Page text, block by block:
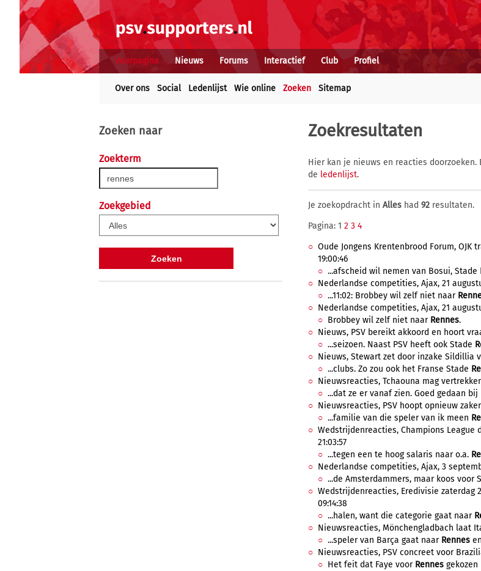
Voorpagina Nieuws Forums Interactief Club Profiel
Over ons Social Ledenlijst Wie online Zoeken Sitemap
Zoeken naar
Zoekterm
Zoekgebied
Zoekresultaten
Hier kan je nieuws en reacties
de ledenlijst.
Je zoekopdracht in Alles had 92 resultaten.
Pagina: 1 2 3 4
Oude Jongens Krentenbrood Forum,
19:00:46
...afscheid wil nemen van Bosui, Stade
Nederlandse competities, Ajax, 21
...11:02: Brobbey wil zelf niet naar
Nederlandse competities, Ajax, 21
Brobbey wil zelf niet naar Rennes.
Nieuws, PSV bereikt akkoord en hoort
...seizoen. Naast PSV heeft ook Stade
Nieuws, Stewart zet door inzake Sildillia
...clubs. Zo zou ook het Franse Stade
Nieuwsreacties, Tchaouna mag
...dat ze er vanaf zien. Goed gedaan bij
Nieuwsreacties, PSV hoopt opnieuw
...familie van die speler van ik meen
Wedstrijdenreacties, Champions League
21:03:57
...tegen een te hoog salaris naar o.a.
Nederlandse competities, Ajax, 3
...de Amsterdammers, maar koos voor
Wedstrijdenreacties, Eredivisie zaterdag
09:14:38
...halen, want die categorie gaat naar
Nieuwsreacties, Mönchengladbach laat
...speler van Barça gaat naar Rennes
Nieuwsreacties, PSV concreet voor
Het feit dat Faye voor Rennes